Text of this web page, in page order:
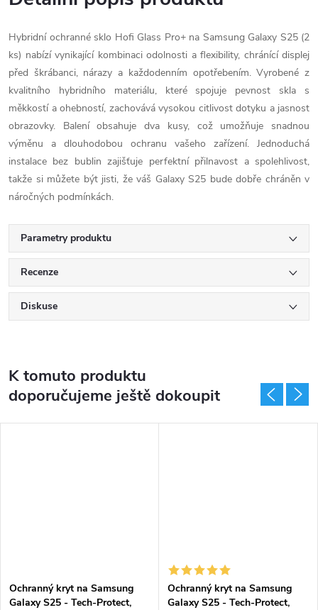
Hybridní ochranné sklo Hofi Glass Pro+ na Samsung Galaxy S25 (2
ks) nabízí vynikající kombinaci odolnosti a flexibility, chránící displej
před škrábanci, nárazy a každodenním opotřebením. Vyrobené z
kvalitního hybridního materiálu, které spojuje pevnost skla s
měkkostí a ohebností, zachovává vysokou citlivost dotyku a jasnost
obrazovky. Balení obsahuje dva kusy, což umožňuje snadnou
výměnu a dlouhodobou ochranu vašeho zařízení. Jednoduchá
instalace bez bublin zajišťuje perfektní přilnavost a spolehlivost,
takže si můžete být jisti, že váš Galaxy S25 bude dobře chráněn v
náročných podmínkách.
Parametry produktu
Recenze
Diskuse
K tomuto produktu
doporučujeme ještě dokoupit
Ochranný kryt na Samsung
Galaxy S25 - Tech-Protect,
Ochranný kryt na Samsung
Galaxy S25 - Tech-Protect,